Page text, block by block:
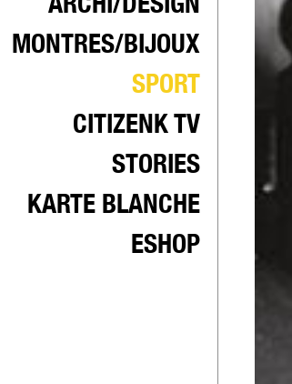
MONTRES/BIJOUX
SPORT
CITIZENK TV
STORIES
KARTE BLANCHE
ESHOP